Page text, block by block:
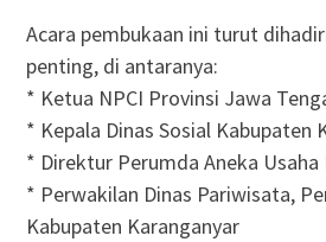
Acara pembukaan ini turut
penting, di antaranya:
* Ketua NPCI Provinsi Jawa
* Kepala Dinas Sosial Kabupaten
* Direktur Perumda Aneka Usaha
* Perwakilan Dinas Pariwisata,
Kabupaten Karanganyar